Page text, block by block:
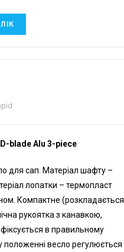
blade Alu 3-piece
для сап. Матеріал шафту –
лопатки – термопласт
Компактне (розкладається
рукоятка з канавкою,
в правильному
весло регулюється